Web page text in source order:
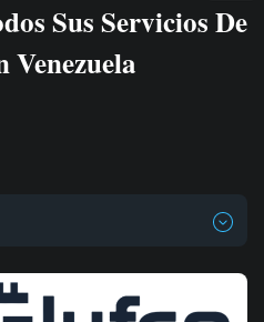
Sus Servicios De
Venezuela